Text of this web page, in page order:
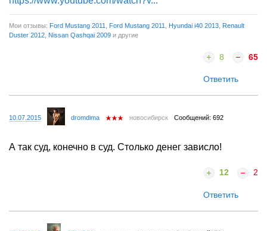
Мои отзывы: Ford Mustang 2011 Ford Mustang 2011 Hyundai i40 2013 Renault
Duster 2012 Nissan Qashqai 2009 и другие
8 65
Ответить
10.07.2015 dromdima новосибирск Сообщений: 692
А так суд, конечно в суд. Столько денег зависло!
12 2
Ответить